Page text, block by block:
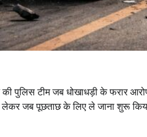
पुलिस टीम जब धोखाधड़ी के फरार
जब पूछताछ के लिए ले जाना शुरू